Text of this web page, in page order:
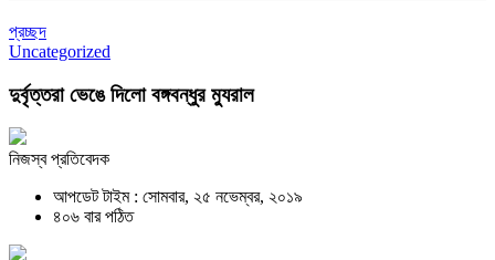
প্রচ্ছদ
Uncategorized
দুর্বৃত্তরা ভেঙে দিলো বঙ্গবন্ধুর ম্যুরাল
নিজস্ব প্রতিবেদক
আপডেট টাইম : সোমবার, ২৫ নভেম্বর, ২০১৯
৪০৬ বার পঠিত